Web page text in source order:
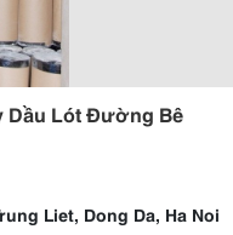
Dầu Lót Đường Bê
Liet, Dong Da, Ha Noi